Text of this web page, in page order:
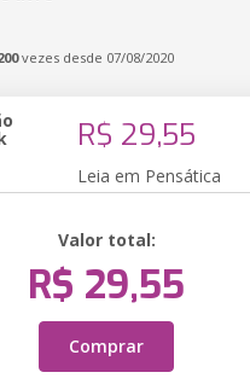
vezes desde 07/08/2020
R$ 29,55
Leia em Pensática
Valor total:
R$ 29,55
Comprar